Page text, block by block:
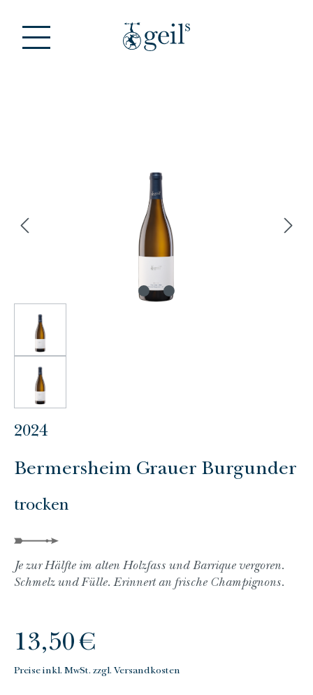
2024
Bermersheim Grauer Burgunder
trocken
Je zur Hälfte im alten Holzfass und Barrique vergoren.
Schmelz und Fülle. Erinnert an frische Champignons.
Regulärer Preis:
13,50 €
Preise inkl. MwSt. zzgl. Versandkosten